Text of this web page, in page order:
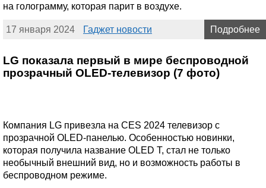
на голограмму, которая парит в воздухе.
17 января 2024 Гаджет новости Подробнее
LG показала первый в мире беспроводной
прозрачный OLED-телевизор (7 фото)
Компания LG привезла на CES 2024 телевизор с
прозрачной OLED-панелью. Особенностью новинки,
которая получила название OLED T, стал не только
необычный внешний вид, но и возможность работы в
беспроводном режиме.